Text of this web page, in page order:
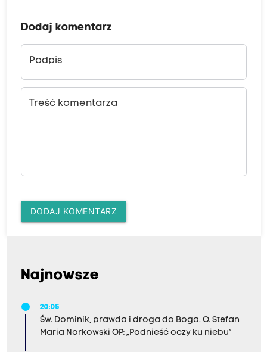
Dodaj komentarz
Podpis
Treść komentarza
DODAJ KOMENTARZ
Najnowsze
20:05
Św. Dominik, prawda i droga do Boga. O. Stefan
Maria Norkowski OP: „Podnieść oczy ku niebu”